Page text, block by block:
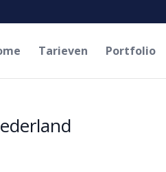
Tarieven Portfolio